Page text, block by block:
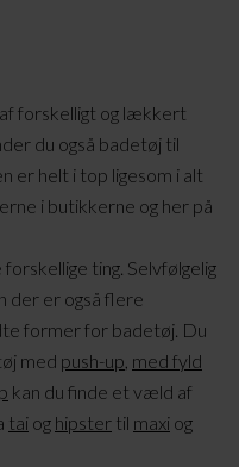
forskelligt og lækkert
du også badetøj til
er helt i top ligesom i alt
i butikkerne og her på
ting. Selvfølgelig
der er også flere
former for badetøj. Du
med push-up med fyld
kan du finde et væld af
tai og hipster til maxi og